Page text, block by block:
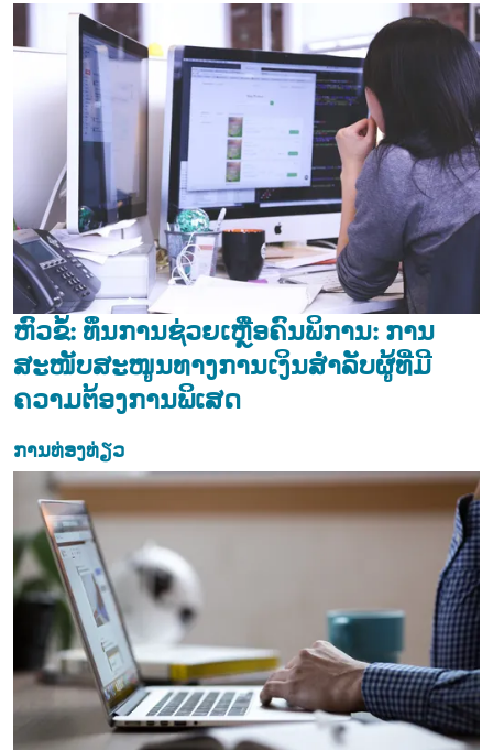
ຫົວຂໍ້: ທຶນການຊ່ວຍເຫຼືອຄົນພິການ: ການ
ສະໜັບສະໜູນທາງການເງິນສຳລັບຜູ້ທີ່ມີ
ຄວາມຕ້ອງການພິເສດ
ການທ່ອງທ່ຽວ